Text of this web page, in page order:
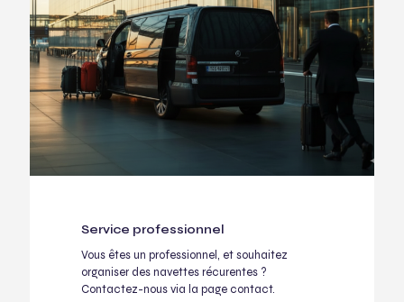
Service professionnel
Vous êtes un professionnel, et souhaitez
organiser des navettes récurentes ?
Contactez-nous via la page contact.